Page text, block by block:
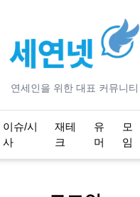
연세인을 위한 대표 커뮤니티
이슈/시
사
재테
크
유
머
모
임